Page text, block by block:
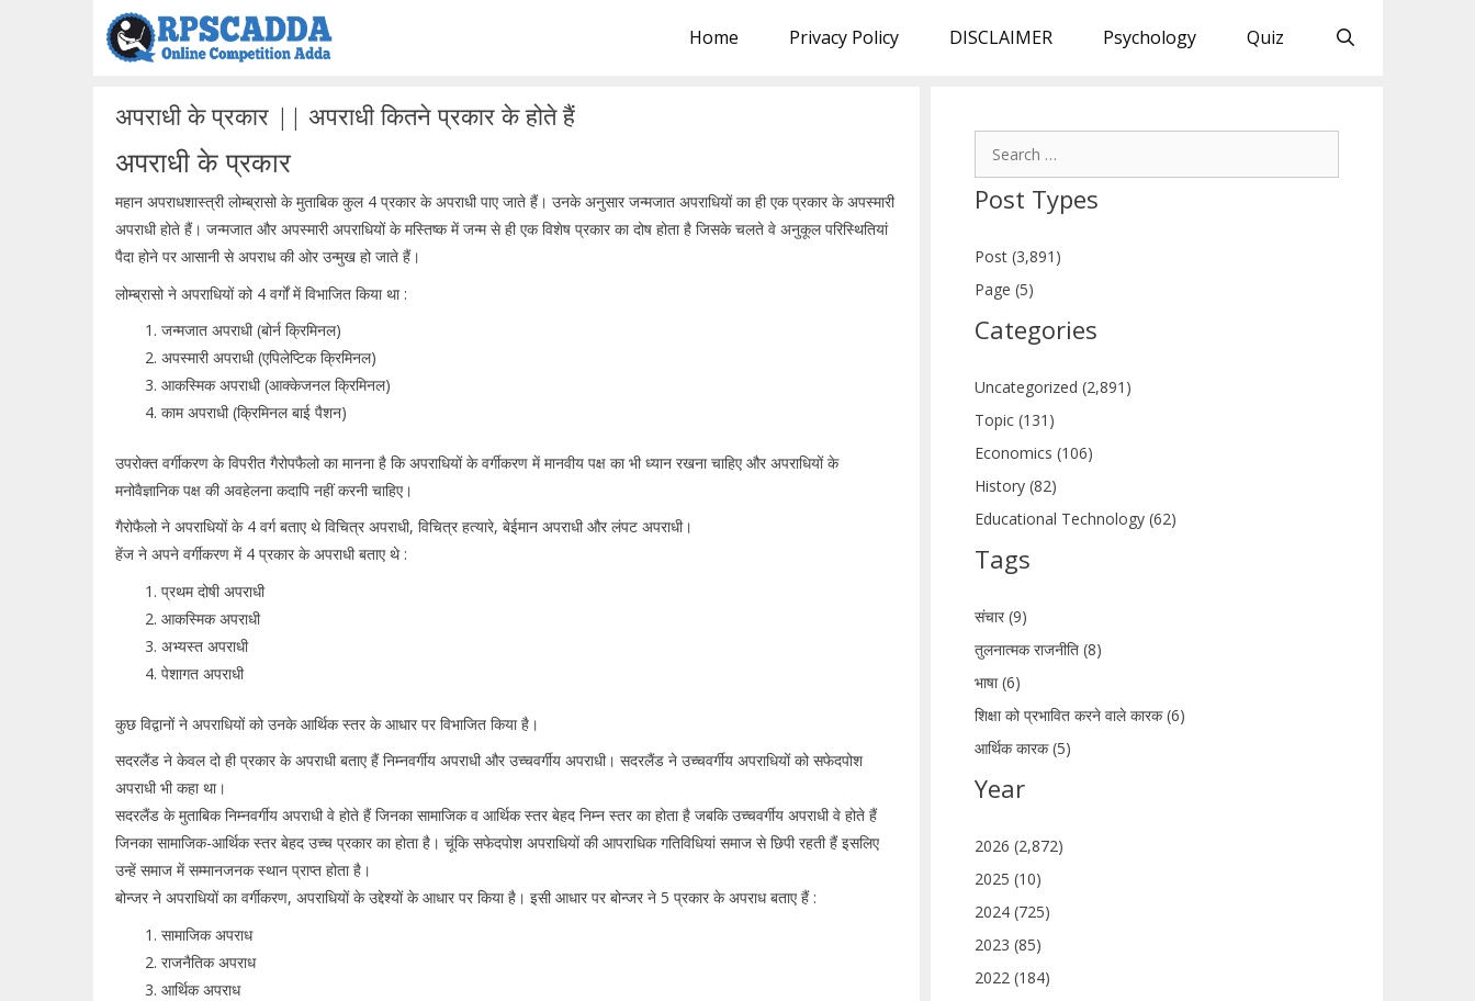
Home Privacy Policy DISCLAIMER Psychology Quiz
अपराधी के प्रकार || अपराधी कितने प्रकार के होते हैं
अपराधी के प्रकार
महान अपराधशास्त्री लोम्ब्रासो के मुताबिक कुल 4 प्रकार के अपराधी पाए जाते हैं। उनके अनुसार जन्मजात अपराधियों का ही एक प्रकार के अपस्मारी
अपराधी होते हैं। जन्मजात और अपस्मारी अपराधियों के मस्तिष्क में जन्म से ही एक विशेष प्रकार का दोष होता है जिसके चलते वे अनुकूल परिस्थितियां
पैदा होने पर आसानी से अपराध की ओर उन्मुख हो जाते हैं।
लोम्ब्रासो ने अपराधियों को 4 वर्गों में विभाजित किया था :
जन्मजात अपराधी (बोर्न क्रिमिनल)
अपस्मारी अपराधी (एपिलेप्टिक क्रिमिनल)
आकस्मिक अपराधी (आक्केजनल क्रिमिनल)
काम अपराधी (क्रिमिनल बाई पैशन)
उपरोक्त वर्गीकरण के विपरीत गैरोपफैलो का मानना है कि अपराधियों के वर्गीकरण में मानवीय पक्ष का भी ध्यान रखना चाहिए और अपराधियों के
मनोवैज्ञानिक पक्ष की अवहेलना कदापि नहीं करनी चाहिए।
गैरोफैलो ने अपराधियों के 4 वर्ग बताए थे विचित्र अपराधी, विचित्र हत्यारे, बेईमान अपराधी और लंपट अपराधी।
हेंज ने अपने वर्गीकरण में 4 प्रकार के अपराधी बताए थे :
प्रथम दोषी अपराधी
आकस्मिक अपराधी
अभ्यस्त अपराधी
पेशागत अपराधी
कुछ विद्वानों ने अपराधियों को उनके आर्थिक स्तर के आधार पर विभाजित किया है।
सदरलैंड ने केवल दो ही प्रकार के अपराधी बताए हैं निम्नवर्गीय अपराधी और उच्चवर्गीय अपराधी। सदरलैंड ने उच्चवर्गीय अपराधियों को सफेदपोश
अपराधी भी कहा था।
सदरलैंड के मुताबिक निम्नवर्गीय अपराधी वे होते हैं जिनका सामाजिक व आर्थिक स्तर बेहद निम्न स्तर का होता है जबकि उच्चवर्गीय अपराधी वे होते हैं
जिनका सामाजिक-आर्थिक स्तर बेहद उच्च प्रकार का होता है। चूंकि सफेदपोश अपराधियों की आपराधिक गतिविधियां समाज से छिपी रहती हैं इसलिए
उन्हें समाज में सम्मानजनक स्थान प्राप्त होता है।
बोन्जर ने अपराधियों का वर्गीकरण, अपराधियों के उद्देश्यों के आधार पर किया है। इसी आधार पर बोन्जर ने 5 प्रकार के अपराध बताए हैं :
सामाजिक अपराध
राजनैतिक अपराध
आर्थिक अपराध
Post Types
Post (3,891)
Page (5)
Categories
Uncategorized (2,891)
Topic (131)
Economics (106)
History (82)
Educational Technology (62)
Tags
संचार (9)
तुलनात्मक राजनीति (8)
भाषा (6)
शिक्षा को प्रभावित करने वाले कारक (6)
आर्थिक कारक (5)
Year
2026 (2,872)
2025 (10)
2024 (725)
2023 (85)
2022 (184)